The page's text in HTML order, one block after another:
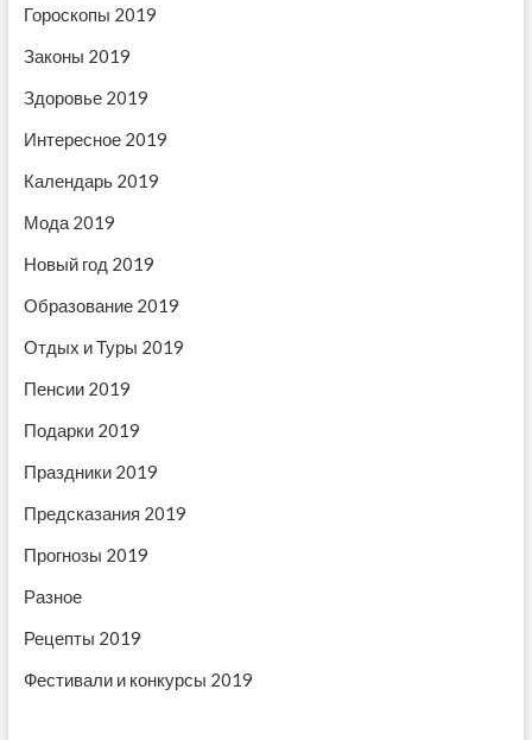
я
п
о
з
а
п
и
с
я
м
Гороскопы 2019
Законы 2019
Здоровье 2019
Интересное 2019
Календарь 2019
Мода 2019
Новый год 2019
Образование 2019
Отдых и Туры 2019
Пенсии 2019
Подарки 2019
Праздники 2019
Предсказания 2019
Прогнозы 2019
Разное
Рецепты 2019
Фестивали и конкурсы 2019